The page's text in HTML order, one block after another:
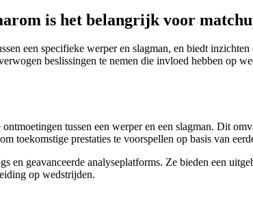
is het belangrijk voor
een specifieke werper en slagman, en biedt
beslissingen te nemen die invloed hebben op
tussen een werper en een slagman. Dit
toekomstige prestaties te voorspellen op basis van
geavanceerde analyseplatforms. Ze bieden een
op wedstrijden.